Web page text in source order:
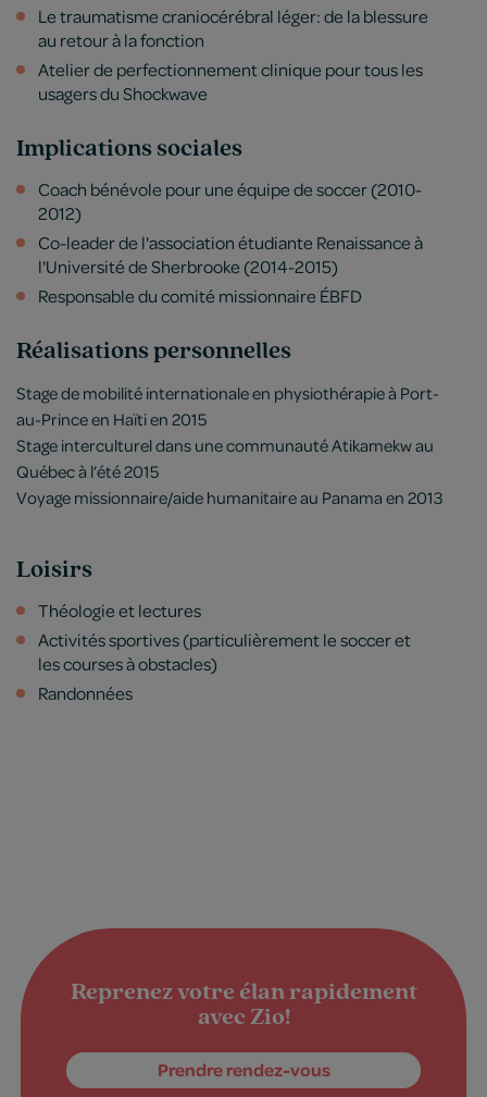
Le traumatisme craniocérébral léger: de la blessure
au retour à la fonction
Atelier de perfectionnement clinique pour tous les
usagers du Shockwave
Implications sociales
Coach bénévole pour une équipe de soccer (2010-
2012)
Co-leader de l'association étudiante Renaissance à
l'Université de Sherbrooke (2014-2015)
Responsable du comité missionnaire ÉBFD
Réalisations personnelles
Stage de mobilité internationale en physiothérapie à Port-
au-Prince en Haïti en 2015
Stage interculturel dans une communauté Atikamekw au
Québec à l’été 2015
Voyage missionnaire/aide humanitaire au Panama en 2013
Loisirs
Théologie et lectures
Activités sportives (particulièrement le soccer et
les courses à obstacles)
Randonnées
Reprenez votre élan rapidement
avec Zio!
Prendre rendez-vous